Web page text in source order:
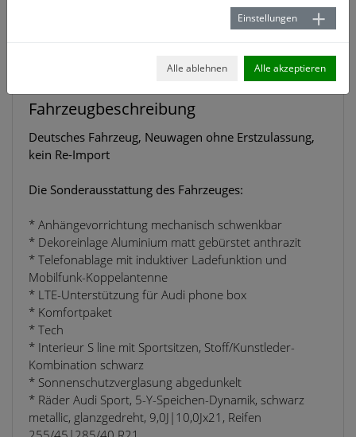
Elektro
Auf Grundlage der CO₂-
Fahrzeugbeschreibung
Deutsches Fahrzeug, Neuwagen ohne Erstzulassung,
kein Re-Import
Die Sonderausstattung des Fahrzeuges:
* Anhängevorrichtung mechanisch schwenkbar
* Dekoreinlage Aluminium matt gebürstet anthrazit
* Telefonablage mit induktiver Ladefunktion und
Mobilfunk-Koppelantenne
* LTE-Unterstützung für Audi phone box
* Komfortpaket
* Tech
* Interieur S line mit Sportsitzen, Stoff/Kunstleder-
Kombination schwarz
* Sonnenschutzverglasung abgedunkelt
* Räder Audi Sport, 5-Y-Speichen-Dynamik, schwarz
metallic, glanzgedreht, 9,0J|10,0Jx21, Reifen
Einstellungen
Alle ablehnen Alle akzeptieren